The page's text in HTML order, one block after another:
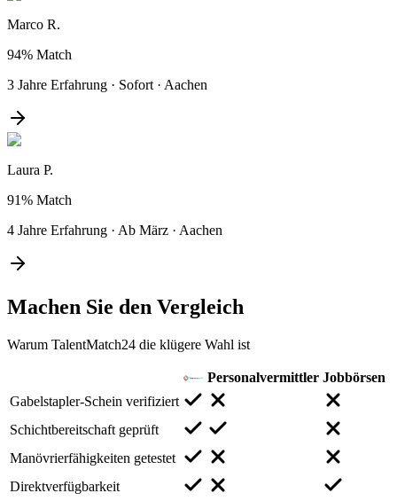
Marco R.
94% Match
3 Jahre Erfahrung · Sofort · Aachen
Laura P.
91% Match
4 Jahre Erfahrung · Ab März · Aachen
Machen Sie den Vergleich
Warum TalentMatch24 die klügere Wahl ist
Personalvermittler Jobbörsen
Gabelstapler-Schein verifiziert
Schichtbereitschaft geprüft
Manövrierfähigkeiten getestet
Direktverfügbarkeit